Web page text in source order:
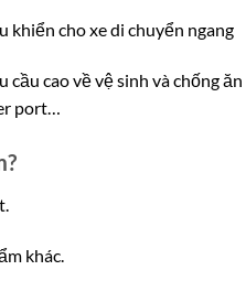
khiển cho xe di chuyển ngang
cao về vệ sinh và chống
port…
khác.